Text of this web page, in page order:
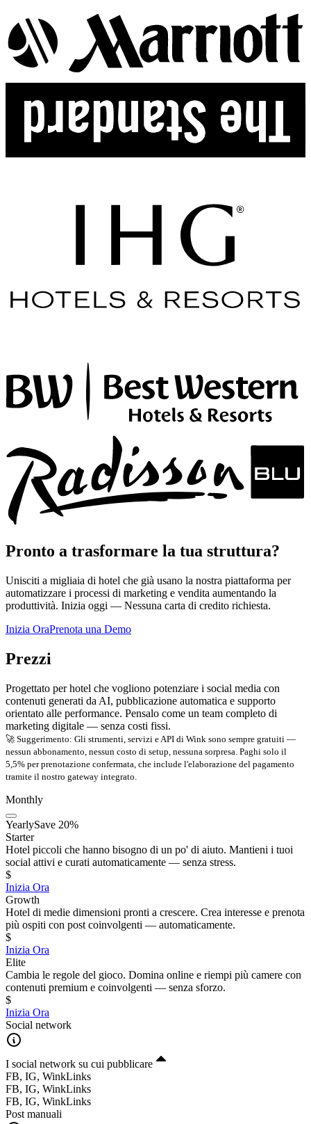
Pronto a trasformare la tua struttura?
Unisciti a migliaia di hotel che già usano la nostra piattaforma per
automatizzare i processi di marketing e vendita aumentando la
produttività. Inizia oggi — Nessuna carta di credito richiesta.
Inizia OraPrenota una Demo
Prezzi
Progettato per hotel che vogliono potenziare i social media con
contenuti generati da AI, pubblicazione automatica e supporto
orientato alle performance. Pensalo come un team completo di
marketing digitale — senza costi fissi.
🚀 Suggerimento: Gli strumenti, servizi e API di Wink sono sempre gratuiti —
nessun abbonamento, nessun costo di setup, nessuna sorpresa. Paghi solo il
5,5% per prenotazione confermata, che include l'elaborazione del pagamento
tramite il nostro gateway integrato.
Monthly
YearlySave 20%
Starter
Hotel piccoli che hanno bisogno di un po' di aiuto. Mantieni i tuoi
social attivi e curati automaticamente — senza stress.
$
Inizia Ora
Growth
Hotel di medie dimensioni pronti a crescere. Crea interesse e prenota
più ospiti con post coinvolgenti — automaticamente.
$
Inizia Ora
Elite
Cambia le regole del gioco. Domina online e riempi più camere con
contenuti premium e coinvolgenti — senza sforzo.
$
Inizia Ora
Social network
I social network su cui pubblicare
FB, IG, WinkLinks
FB, IG, WinkLinks
FB, IG, WinkLinks
Post manuali